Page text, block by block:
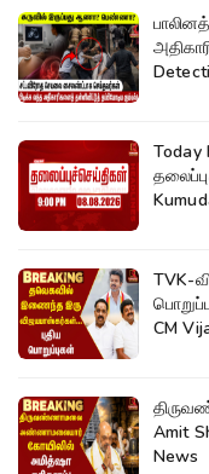
Today
TVK-
CM
Amit
News